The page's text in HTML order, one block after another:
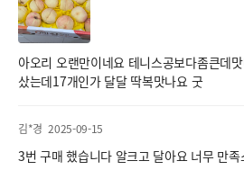
아오리 오랜만이네요 테니스공보다좀큰데
샀는데17개인가 달달 딱복맛나요 굿
김*경 2025-09-15
3번 구매 했습니다 알크고 달아요 너무 만